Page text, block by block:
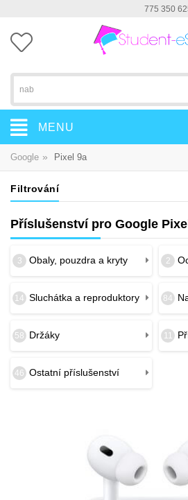
775 350
MENU
Google » Pixel 9a
Filtrování
Příslušenství pro Google
3 Obaly, pouzdra a kryty 2
14 Sluchátka a reproduktory 84
58 Držáky 11
46 Ostatní příslušenství